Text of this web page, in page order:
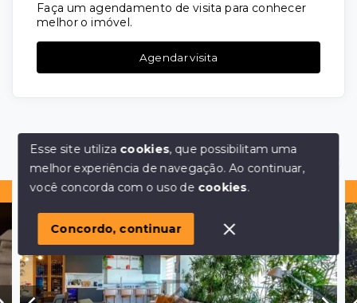
Faça um agendamento de visita para conhecer
melhor o imóvel.
Agendar visita
Imóveis similares
Pronto para morar
Olá! em posso ajudar?
Esse site utiliza cookies, que possibilitam uma
melhor experiência de navegação.Ao continuar,
você concorda com o uso de cookies.
Concordo, continuar